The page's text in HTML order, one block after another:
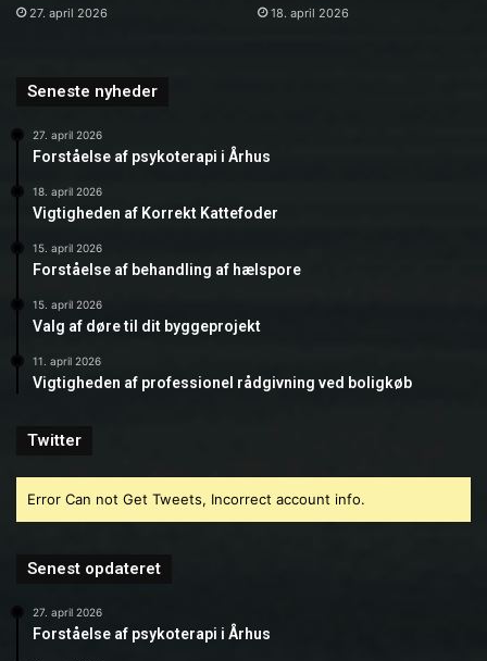
27. april 2026 18. april 2026
Seneste nyheder
27. april 2026
Forståelse af psykoterapi i Århus
18. april 2026
Vigtigheden af Korrekt Kattefoder
15. april 2026
Forståelse af behandling af hælspore
15. april 2026
Valg af døre til dit byggeprojekt
11. april 2026
Vigtigheden af professionel rådgivning ved boligkøb
Twitter
Error Can not Get Tweets, Incorrect account info.
Senest opdateret
27. april 2026
Forståelse af psykoterapi i Århus